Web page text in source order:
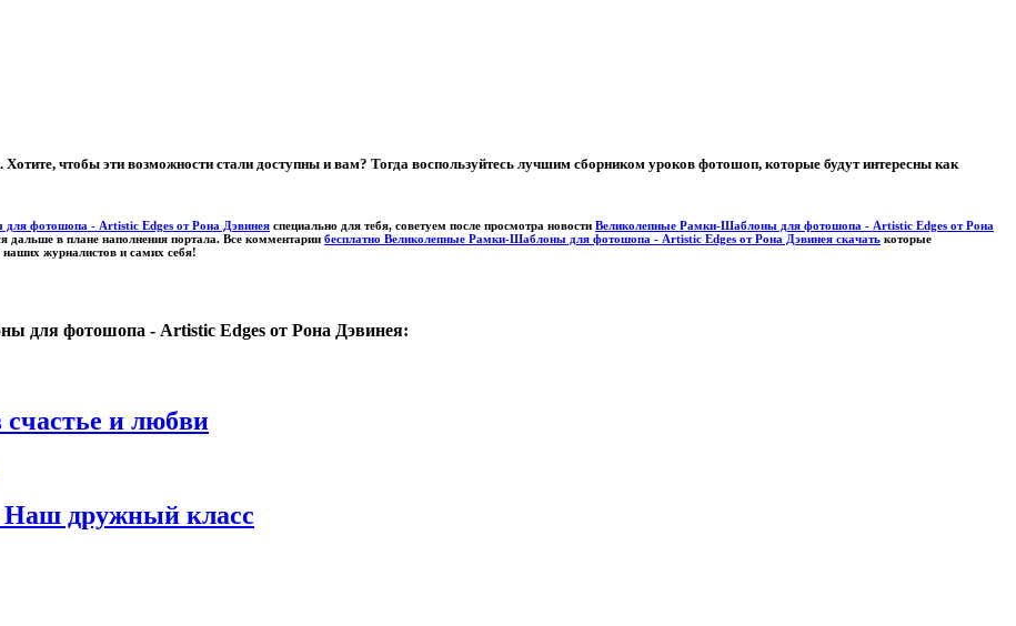
чтобы эти возможности стали доступны и вам? Тогда воспользуйтесь лучшим сборником уроков фотошоп, которые будут интересны как
фотошопа - Artistic Edges от Рона Дэвинея специально для тебя, советуем после просмотра новости Великолепные Рамки-Шаблоны для фотошопа - Artistic Edges от Рона
дальше в плане наполнения портала. Все комментарии бесплатно Великолепные Рамки-Шаблоны для фотошопа - Artistic Edges от Рона Дэвинея скачать которые
наших журналистов и самих себя!
для фотошопа - Artistic Edges от Рона Дэвинея:
и любви
Наш дружный класс